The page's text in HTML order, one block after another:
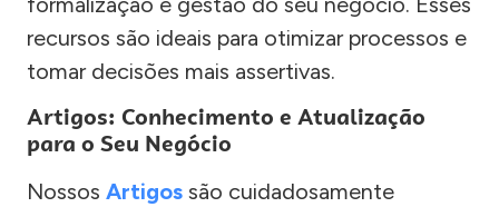
recursos são ideais para otimizar processos e
tomar decisões mais assertivas.
Artigos: Conhecimento e Atualização
para o Seu Negócio
Nossos Artigos são cuidadosamente